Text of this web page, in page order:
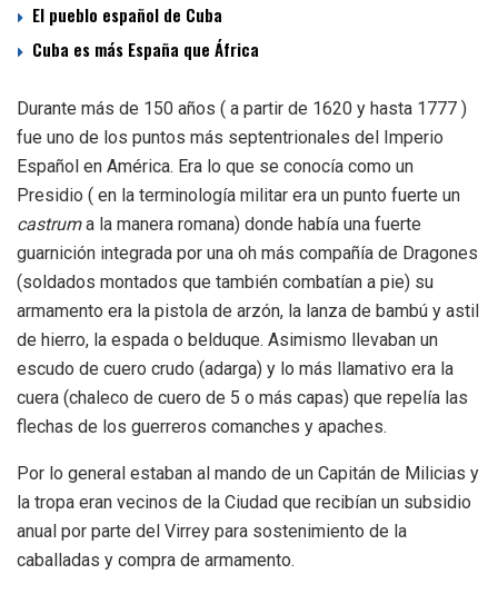
El pueblo español de Cuba
Cuba es más España que África
Durante más de 150 años ( a partir de 1620 y hasta 1777 )
fue uno de los puntos más septentrionales del Imperio
Español en América. Era lo que se conocía como un
Presidio ( en la terminología militar era un punto fuerte un
castruma la manera romana) donde había una fuerte
guarnición integrada por una oh más compañía de Dragones
(soldados montados que también combatían a pie) su
armamento era la pistola de arzón, la lanza de bambú y astil
de hierro, la espada o belduque. Asimismo llevaban un
escudo de cuero crudo (adarga) y lo más llamativo era la
cuera (chaleco de cuero de 5 o más capas) que repelía las
flechas de los guerreros comanches y apaches.
Por lo general estaban al mando de un Capitán de Milicias y
la tropa eran vecinos de la Ciudad que recibían un subsidio
anual por parte del Virrey para sostenimiento de la
caballadas y compra de armamento.